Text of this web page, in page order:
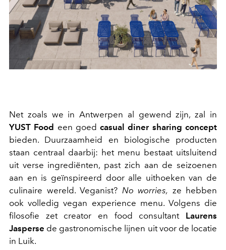
Net zoals we in Antwerpen al gewend zijn, zal in
YUST Food een goedcasual diner sharing concept
bieden. Duurzaamheid en biologische producten
staan centraal daarbij: het menu bestaat uitsluitend
uit verse ingrediënten, past zich aan de seizoenen
aan en is geïnspireerd door alle uithoeken van de
culinaire wereld. Veganist? No worries, ze hebben
ook volledig vegan experience menu. Volgens die
filosofie zet creator en food consultant Laurens
Jasperse de gastronomische lijnen uit voor de locatie
in Luik.